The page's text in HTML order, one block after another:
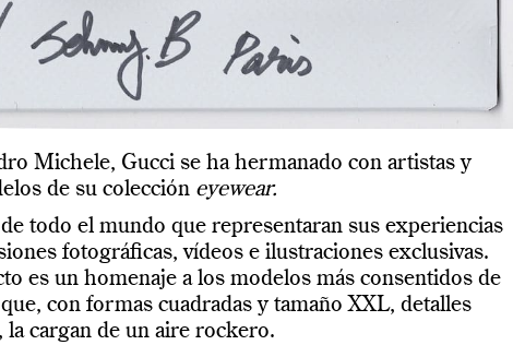
Michele, Gucci se ha hermanado con artistas y
de su colección eyewear.
todo el mundo que representaran sus experiencias
fotográficas, vídeos e ilustraciones exclusivas.
es un homenaje a los modelos más consentidos de
con formas cuadradas y tamaño XXL, detalles
la cargan de un aire rockero.